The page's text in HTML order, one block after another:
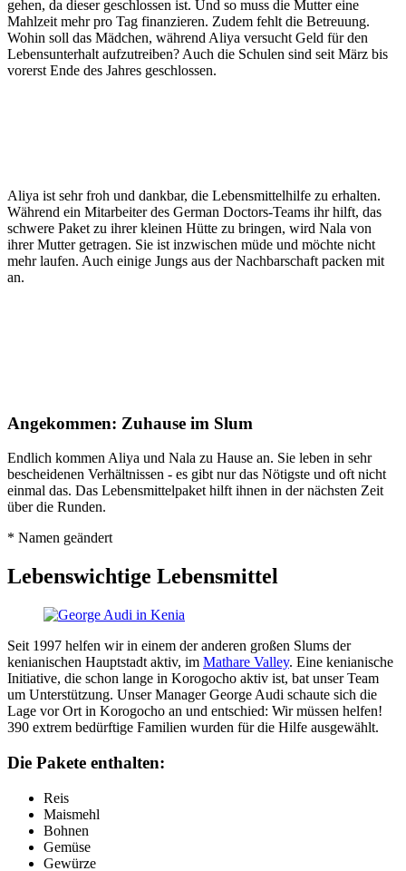
gehen, da dieser geschlossen ist. Und so muss die Mutter eine
Mahlzeit mehr pro Tag finanzieren. Zudem fehlt die Betreuung.
Wohin soll das Mädchen, während Aliya versucht Geld für den
Lebensunterhalt aufzutreiben? Auch die Schulen sind seit März bis
vorerst Ende des Jahres geschlossen.
Aliya ist sehr froh und dankbar, die Lebensmittelhilfe zu erhalten.
Während ein Mitarbeiter des German Doctors-Teams ihr hilft, das
schwere Paket zu ihrer kleinen Hütte zu bringen, wird Nala von
ihrer Mutter getragen. Sie ist inzwischen müde und möchte nicht
mehr laufen. Auch einige Jungs aus der Nachbarschaft packen mit
an.
Angekommen: Zuhause im Slum
Endlich kommen Aliya und Nala zu Hause an. Sie leben in sehr
bescheidenen Verhältnissen - es gibt nur das Nötigste und oft nicht
einmal das. Das Lebensmittelpaket hilft ihnen in der nächsten Zeit
über die Runden.
* Namen geändert
Lebenswichtige Lebensmittel
Seit 1997 helfen wir in einem der anderen großen Slums der
kenianischen Hauptstadt aktiv, im Mathare Valley. Eine kenianische
Initiative, die schon lange in Korogocho aktiv ist, bat unser Team
um Unterstützung. Unser Manager George Audi schaute sich die
Lage vor Ort in Korogocho an und entschied: Wir müssen helfen!
390 extrem bedürftige Familien wurden für die Hilfe ausgewählt.
Die Pakete enthalten:
Reis
Maismehl
Bohnen
Gemüse
Gewürze